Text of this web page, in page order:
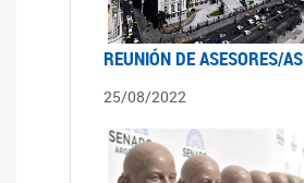
REUNIÓN DE ASESORES/AS
25/08/2022